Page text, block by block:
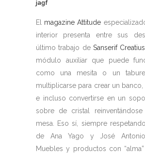
jagf
El magazine Attitude
interior presenta entre sus
último trabajo de Sanserif Creatius
módulo auxiliar que puede
como una mesita o un
multiplicarse para crear un banco,
e incluso convertirse en un
sobre de cristal
mesa. Eso sí, siempre
de Ana Yago y José Antonio
Muebles y productos con